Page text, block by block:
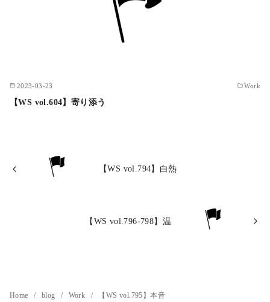
2023-03-23 Work
【WS vol.604】寄り添う
【WS vol.794】白熱
【WS vol.796-798】温
Home blog Work 【WS vol.795】本音